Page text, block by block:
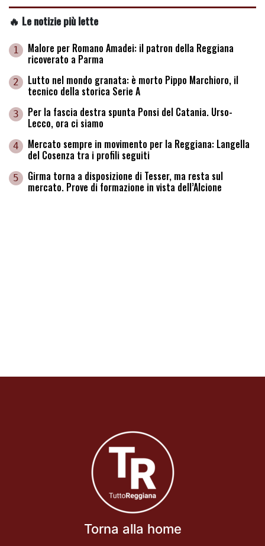
🔥 Le notizie più lette
1 Malore per Romano Amadei: il patron della Reggiana
ricoverato a Parma
2 Lutto nel mondo granata: è morto Pippo Marchioro, il
tecnico della storica Serie A
3 Per la fascia destra spunta Ponsi del Catania. Urso-
Lecco, ora ci siamo
4 Mercato sempre in movimento per la Reggiana: Langella
del Cosenza tra i profili seguiti
5 Girma torna a disposizione di Tesser, ma resta sul
mercato. Prove di formazione in vista dell’Alcione
Torna alla home